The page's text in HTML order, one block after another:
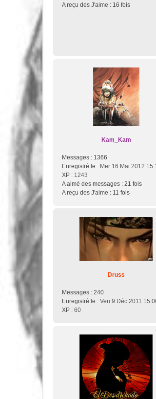
A reçu des J'aime : 16 fois
Kam_Kam
Messages : 1366
Enregistré le : Mer 16 Mai 2012
XP : 1243
A aimé des messages : 21 fois
A reçu des J'aime : 11 fois
Druss
Messages : 240
Enregistré le : Ven 9 Déc 2011
XP : 60